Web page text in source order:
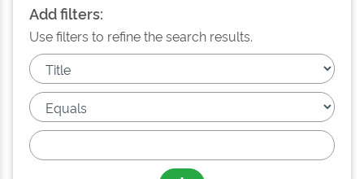
Add filters:
Use filters to refine the search results.